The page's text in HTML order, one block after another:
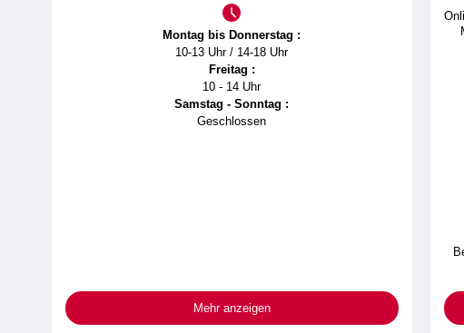
Montag bis Donnerstag :
10-13 Uhr / 14-18 Uhr
Freitag :
10 - 14 Uhr
Samstag - Sonntag :
Geschlossen
Mehr anzeigen